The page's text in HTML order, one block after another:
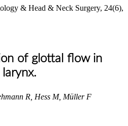
& Head & Neck Surgery, 24(6),
of glottal flow in
R, Hess M, Müller F